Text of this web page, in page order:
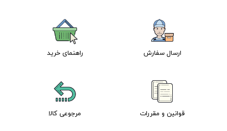
ارسال سفارش راهنمای خرید
قوانین و مقررات مرجوعی کالا